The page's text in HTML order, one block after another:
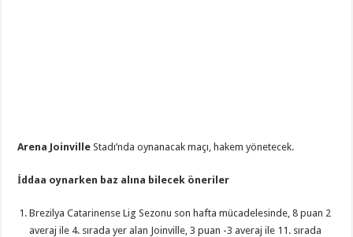
Arena Joinville Stadı’nda oynanacak maçı, hakemyönetecek.
İddaa oynarken baz alına bilecek öneriler
Brezilya Catarinense Lig Sezonu son hafta mücadelesinde, 8 puan 2
averaj ile 4. sırada yer alan Joinville, 3 puan -3 averaj ile 11. sırada